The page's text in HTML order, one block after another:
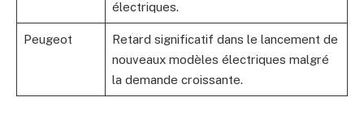
électriques.
Peugeot
Retard significatif dans le lancement de
nouveaux modèles électriques malgré
la demande croissante.